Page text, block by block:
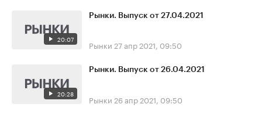
20:07
Рынки. Выпуск от 27.04.2021
Рынки 27 апр 2021, 09:50
20:28
Рынки. Выпуск от 26.04.2021
Рынки 26 апр 2021, 09:50